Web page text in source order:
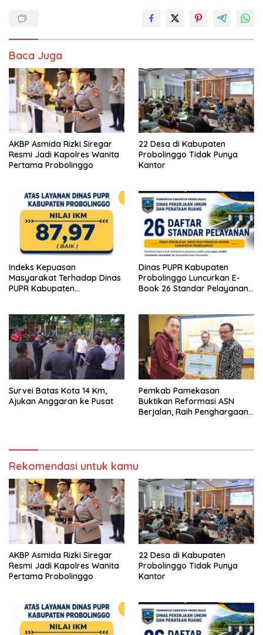
Baca Juga
AKBP Asmida Rizki Siregar
Resmi Jadi Kapolres Wanita
Pertama Probolinggo
22 Desa di Kabupaten
Probolinggo Tidak Punya
Kantor
Indeks Kepuasan
Masyarakat Terhadap Dinas
PUPR Kabupaten
Dinas PUPR Kabupaten
Probolinggo Luncurkan E-
Book 26 Standar Pelayanan
Survei Batas Kota 14 Km,
Ajukan Anggaran ke Pusat
Pemkab Pamekasan
Buktikan Reformasi ASN
Berjalan, Raih Penghargaan
Rekomendasi untuk kamu
AKBP Asmida Rizki Siregar
Resmi Jadi Kapolres Wanita
Pertama Probolinggo
22 Desa di Kabupaten
Probolinggo Tidak Punya
Kantor